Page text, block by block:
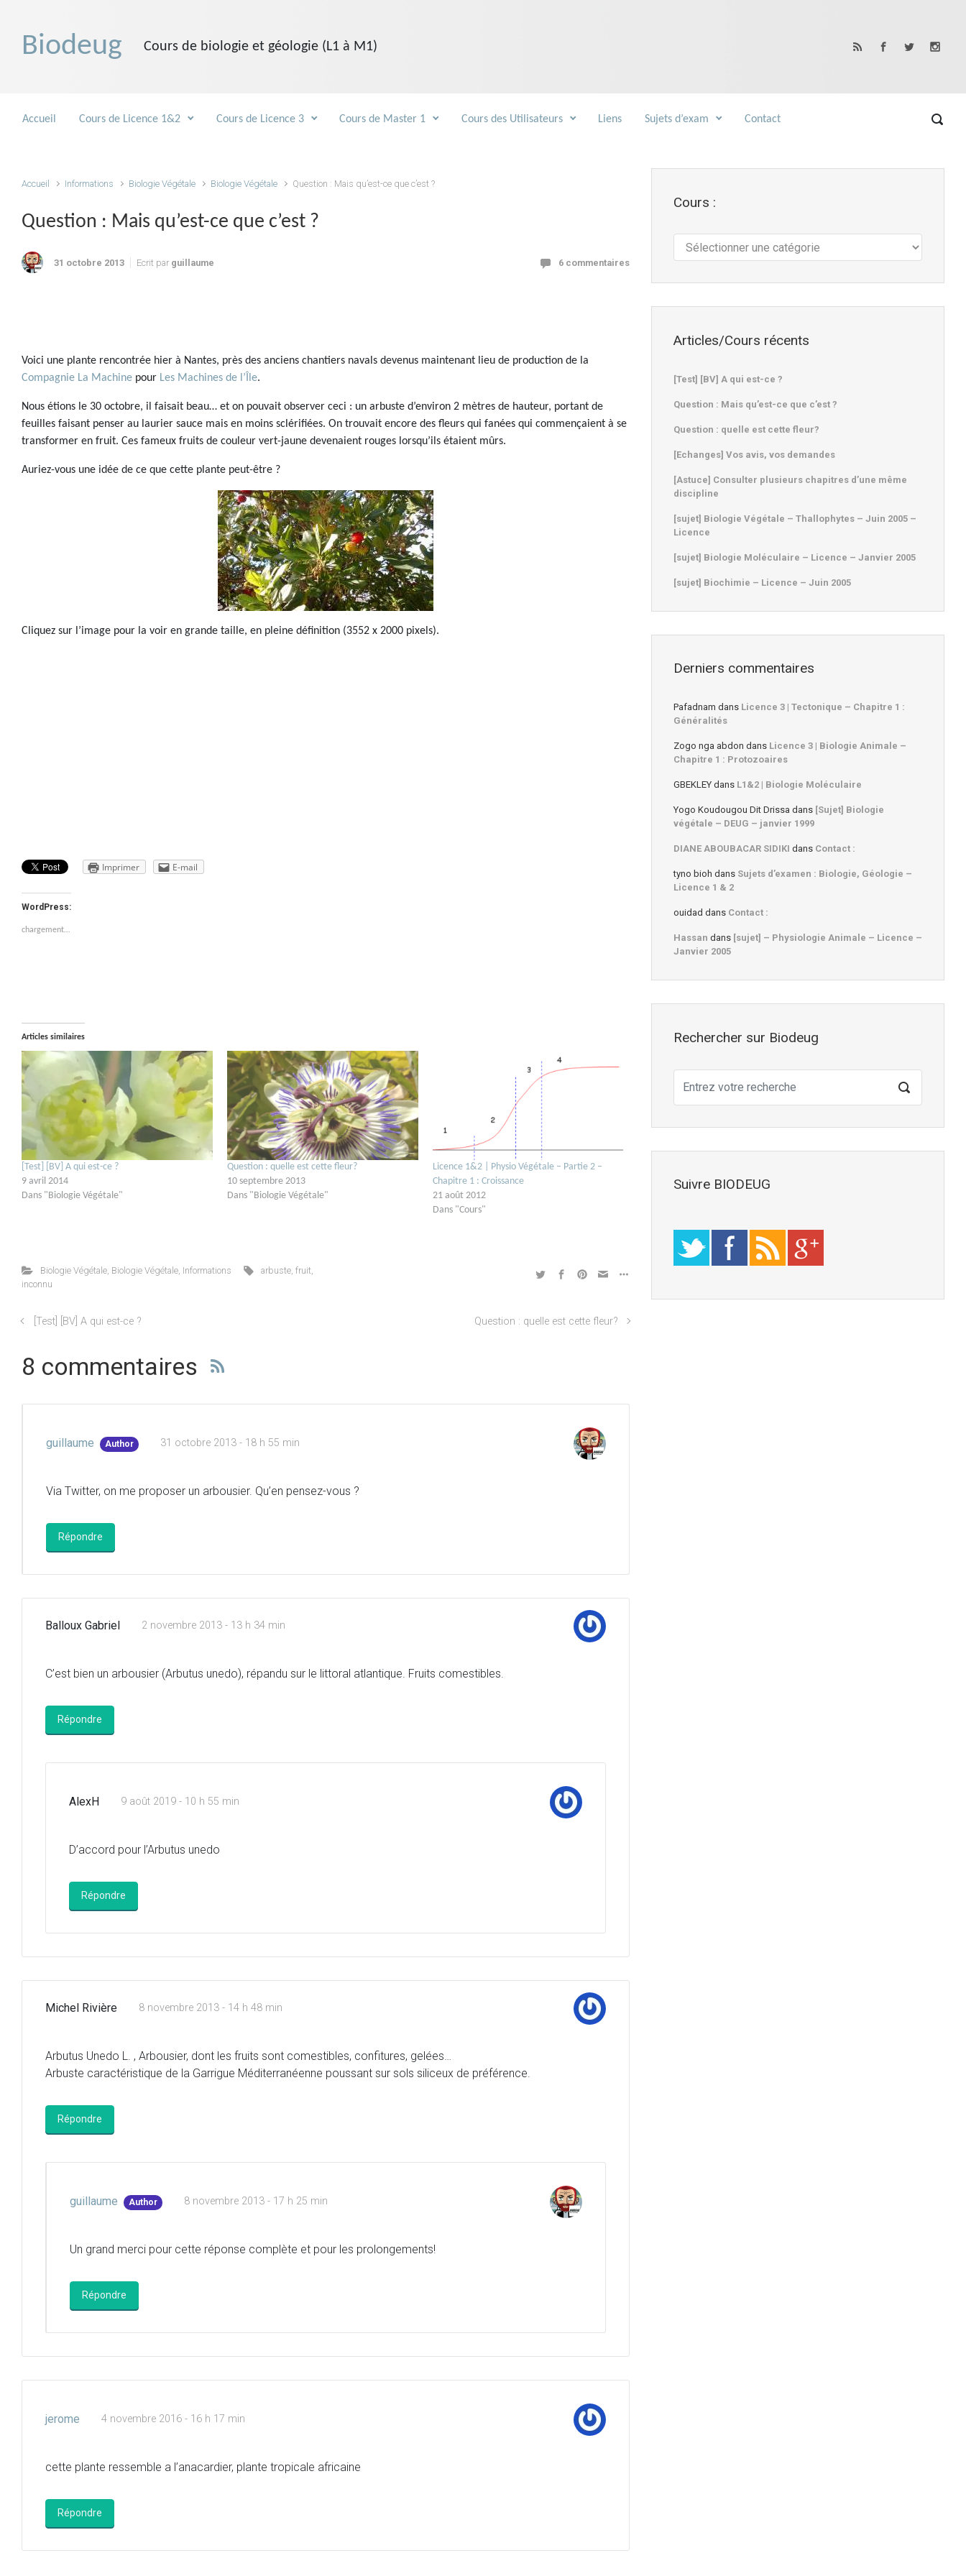
Biodeug Cours de biologie et géologie (L1 à M1)
Accueil Cours de Licence 1&2 Cours de Licence 3 Cours de Master 1 Cours des Utilisateurs Liens Sujets d’exam Contact
Accueil Informations Biologie Végétale Biologie Végétale Question : Mais qu’est-ce que c’est ?
Question : Mais qu’est-ce que c’est ?
31 octobre 2013 Ecrit par guillaume 6 commentaires
Voici une plante rencontrée hier à Nantes, près des anciens chantiers navals devenus maintenant lieu de production de la
Compagnie La Machine pour Les Machines de l’Île.
Nous étions le 30 octobre, il faisait beau… et on pouvait observer ceci : un arbuste d’environ 2 mètres de hauteur, portant de
feuilles faisant penser au laurier sauce mais en moins sclérifiées. On trouvait encore des fleurs qui fanées qui commençaient à se
transformer en fruit. Ces fameux fruits de couleur vert-jaune devenaient rouges lorsqu’ils étaient mûrs.
Auriez-vous une idée de ce que cette plante peut-être ?
Cliquez sur l’image pour la voir en grande taille, en pleine définition (3552 x 2000 pixels).
Imprimer E-mail
WordPress:
chargement…
Articles similaires
[Test] [BV] A qui est-ce ?
9 avril 2014
Dans "Biologie Végétale"
Question : quelle est cette fleur?
10 septembre 2013
Dans "Biologie Végétale"
Licence 1&2 | Physio Végétale – Partie 2 –
Chapitre 1 : Croissance
21 août 2012
Dans "Cours"
Biologie Végétale, Biologie Végétale, Informations arbuste ,fruit
inconnu
[Test] [BV] A qui est-ce ? Question : quelle est cette fleur?
8 commentaires
guillaume Author 31 octobre 2013 - 18 h 55 min
Via Twitter, on me proposer un arbousier. Qu’en pensez-vous ?
Répondre
Balloux Gabriel 2 novembre 2013 - 13 h 34 min
C’est bien un arbousier (Arbutus unedo), répandu sur le littoral atlantique. Fruits comestibles.
Répondre
AlexH 9 août 2019 - 10 h 55 min
D’accord pour l’Arbutus unedo
Répondre
Michel Rivière 8 novembre 2013 - 14 h 48 min
Arbutus Unedo L. , Arbousier, dont les fruits sont comestibles, confitures, gelées…
Arbuste caractéristique de la Garrigue Méditerranéenne poussant sur sols siliceux de préférence.
Répondre
guillaume Author 8 novembre 2013 - 17 h 25 min
Un grand merci pour cette réponse complète et pour les prolongements!
Répondre
jerome 4 novembre 2016 - 16 h 17 min
cette plante ressemble a l’anacardier, plante tropicale africaine
Répondre
Cours :
Articles/Cours récents
[Test] [BV] A qui est-ce ?
Question : Mais qu’est-ce que c’est ?
Question : quelle est cette fleur?
[Echanges] Vos avis, vos demandes
[Astuce] Consulter plusieurs chapitres d’une même
discipline
[sujet] Biologie Végétale – Thallophytes – Juin 2005 –
Licence
[sujet] Biologie Moléculaire – Licence – Janvier 2005
[sujet] Biochimie – Licence – Juin 2005
Derniers commentaires
Pafadnam dans Licence 3 | Tectonique – Chapitre 1 :
Généralités
Zogo nga abdon dans Licence 3 | Biologie Animale –
Chapitre 1 : Protozoaires
GBEKLEY dans L1&2 | Biologie Moléculaire
Yogo Koudougou Dit Drissa dans [Sujet] Biologie
végétale – DEUG – janvier 1999
DIANE ABOUBACAR SIDIKI dans Contact :
tyno bioh dans Sujets d’examen : Biologie, Géologie –
Licence 1 & 2
ouidad dans Contact :
Hassan dans [sujet] – Physiologie Animale – Licence –
Janvier 2005
Rechercher sur Biodeug
Suivre BIODEUG